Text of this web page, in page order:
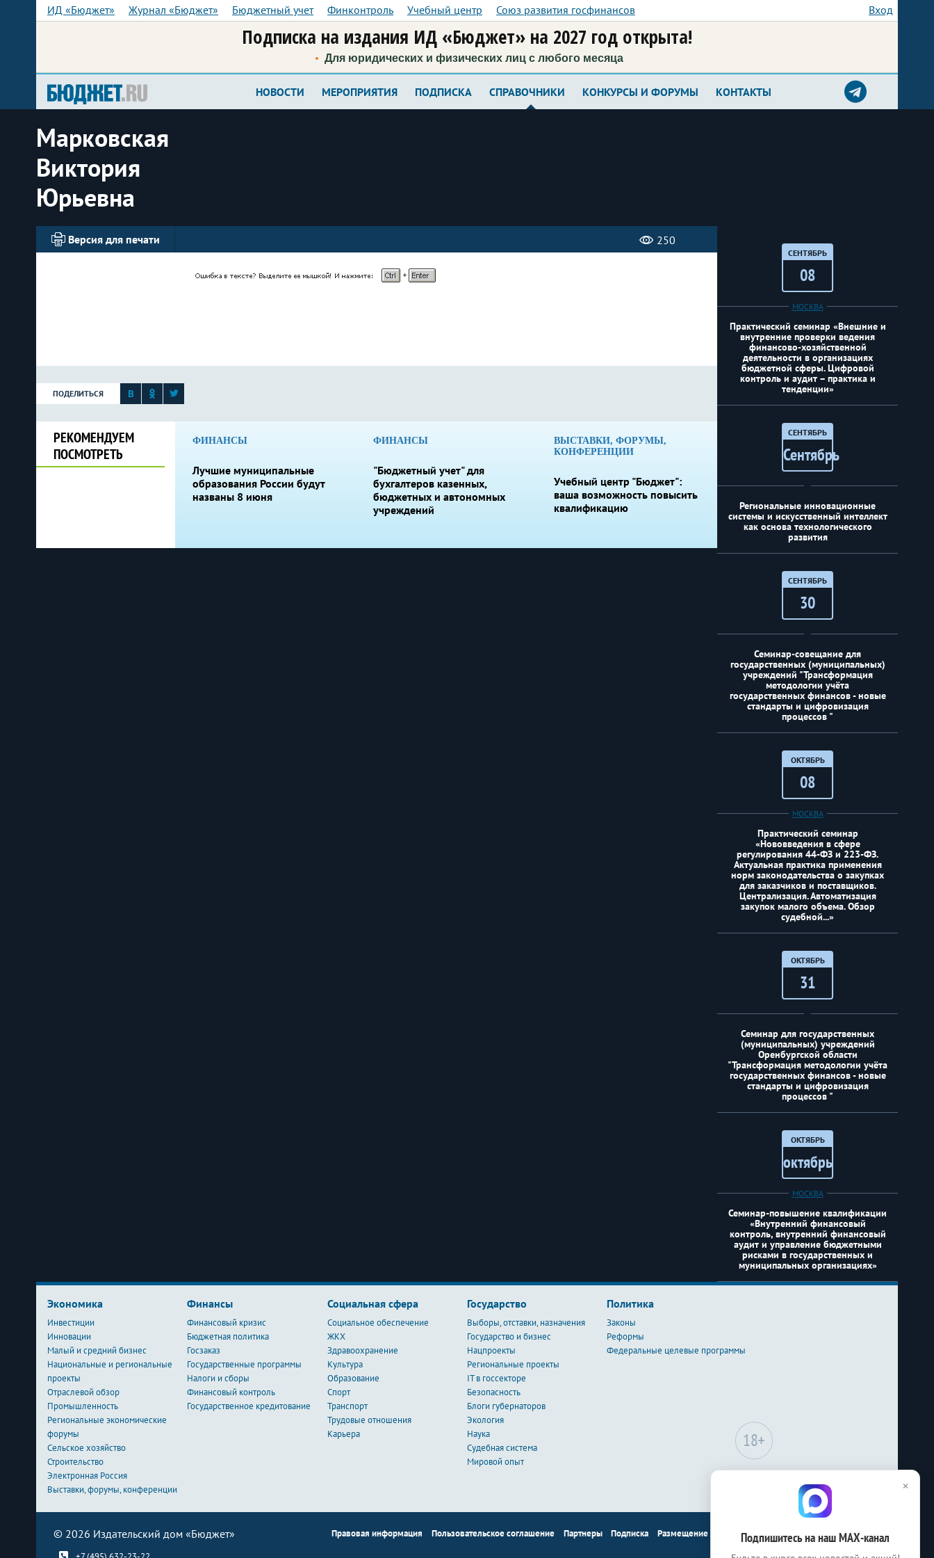
ИД «Бюджет» Журнал «Бюджет» Бюджетный учет Финконтроль Учебный центр Союз развития госфинансов Вход
Подписка на издания ИД «Бюджет» на 2027 год открыта!
Для юридических и физических лиц с любого месяца
НОВОСТИ МЕРОПРИЯТИЯ ПОДПИСКА СПРАВОЧНИКИ КОНКУРСЫ И ФОРУМЫ КОНТАКТЫ
Марковская
Виктория
Юрьевна
Версия для печати 250
ПОДЕЛИТЬСЯ
РЕКОМЕНДУЕМ
ПОСМОТРЕТЬ
ФИНАНСЫ
Лучшие муниципальные
образования России будут
названы 8 июня
ФИНАНСЫ
"Бюджетный учет" для
бухгалтеров казенных,
бюджетных и автономных
учреждений
ВЫСТАВКИ, ФОРУМЫ,
КОНФЕРЕНЦИИ
Учебный центр "Бюджет":
ваша возможность повысить
квалификацию
СЕНТЯБРЬ
08
МОСКВА
Практический семинар «Внешние и
внутренние проверки ведения
финансово-хозяйственной
деятельности в организациях
бюджетной сферы. Цифровой
контроль и аудит – практика и
тенденции»
СЕНТЯБРЬ
Сентябрь
Региональные инновационные
системы и искусственный интеллект
как основа технологического
развития
СЕНТЯБРЬ
30
Семинар-совещание для
государственных (муниципальных)
учреждений "Трансформация
методологии учёта
государственных финансов - новые
стандарты и цифровизация
процессов "
ОКТЯБРЬ
08
МОСКВА
Практический семинар
«Нововведения в сфере
регулирования 44-ФЗ и 223-ФЗ.
Актуальная практика применения
норм законодательства о закупках
для заказчиков и поставщиков.
Централизация. Автоматизация
закупок малого объема. Обзор
судебной...»
ОКТЯБРЬ
31
Семинар для государственных
(муниципальных) учреждений
Оренбургской области
"Трансформация методологии учёта
государственных финансов - новые
стандарты и цифровизация
процессов "
ОКТЯБРЬ
октябрь
МОСКВА
Семинар-повышение квалификации
«Внутренний финансовый
контроль, внутренний финансовый
аудит и управление бюджетными
рисками в государственных и
муниципальных организациях»
Сайт может содержать
предназначенные для лиц
Экономика
Инвестиции
Инновации
Малый и средний бизнес
Национальные и региональные
проекты
Отраслевой обзор
Промышленность
Региональные экономические
форумы
Сельское хозяйство
Строительство
Электронная Россия
Выставки, форумы, конференции
Финансы
Финансовый кризис
Бюджетная политика
Госзаказ
Государственные программы
Налоги и сборы
Финансовый контроль
Государственное кредитование
Социальная сфера
Социальное обеспечение
ЖКХ
Здравоохранение
Культура
Образование
Спорт
Транспорт
Трудовые отношения
Карьера
Государство
Выборы, отставки, назначения
Государство и бизнес
Нацпроекты
Региональные проекты
IT в госсекторе
Безопасность
Блоги губернаторов
Экология
Наука
Судебная система
Мировой опыт
Политика
Законы
Реформы
Федеральные целевые программы
© 2026 Издательский дом «Бюджет» Правовая информация Пользовательское соглашение Партнеры Подписка Размещение рекламы Контакты
×
Подпишитесь на наш МАХ-канал